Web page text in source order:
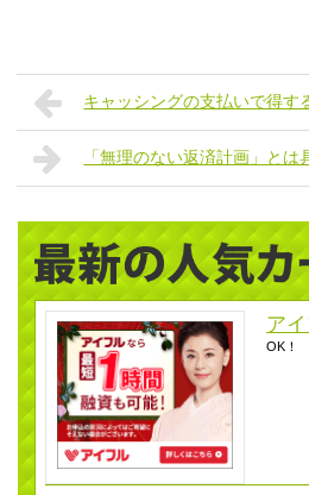
キャッシングの支払いで得す
「無理のない返済計画」とは
ア
OK！